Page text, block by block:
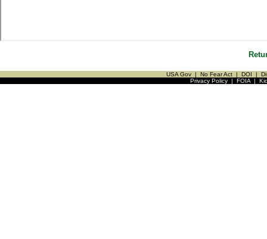
USA Gov | No Fear Act | DOI |
Privacy Policy| FOIA|